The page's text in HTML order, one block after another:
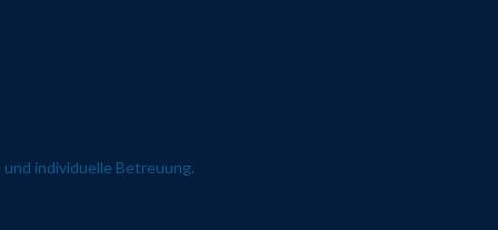
individuelle Betreuung.